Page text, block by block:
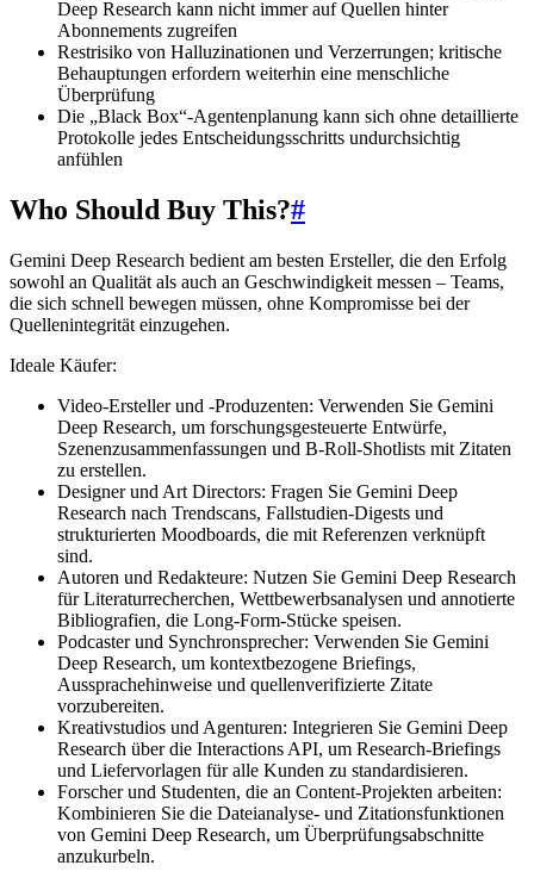
Deep Research kann nicht immer auf Quellen hinter
Abonnements zugreifen
Restrisiko von Halluzinationen und Verzerrungen; kritische
Behauptungen erfordern weiterhin eine menschliche
Überprüfung
Die „Black Box“-Agentenplanung kann sich ohne detaillierte
Protokolle jedes Entscheidungsschritts undurchsichtig
anfühlen
Who Should Buy This?#
Gemini Deep Research bedient am besten Ersteller, die den Erfolg
sowohl an Qualität als auch an Geschwindigkeit messen – Teams,
die sich schnell bewegen müssen, ohne Kompromisse bei der
Quellenintegrität einzugehen.
Ideale Käufer:
Video-Ersteller und -Produzenten: Verwenden Sie Gemini
Deep Research, um forschungsgesteuerte Entwürfe,
Szenenzusammenfassungen und B-Roll-Shotlists mit Zitaten
zu erstellen.
Designer und Art Directors: Fragen Sie Gemini Deep
Research nach Trendscans, Fallstudien-Digests und
strukturierten Moodboards, die mit Referenzen verknüpft
sind.
Autoren und Redakteure: Nutzen Sie Gemini Deep Research
für Literaturrecherchen, Wettbewerbsanalysen und annotierte
Bibliografien, die Long-Form-Stücke speisen.
Podcaster und Synchronsprecher: Verwenden Sie Gemini
Deep Research, um kontextbezogene Briefings,
Aussprachehinweise und quellenverifizierte Zitate
vorzubereiten.
Kreativstudios und Agenturen: Integrieren Sie Gemini Deep
Research über die Interactions API, um Research-Briefings
und Liefervorlagen für alle Kunden zu standardisieren.
Forscher und Studenten, die an Content-Projekten arbeiten:
Kombinieren Sie die Dateianalyse- und Zitationsfunktionen
von Gemini Deep Research, um Überprüfungsabschnitte
anzukurbeln.